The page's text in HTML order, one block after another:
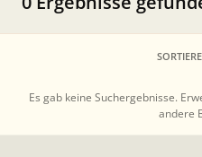
Es gab keine Suchergebnisse.
andere